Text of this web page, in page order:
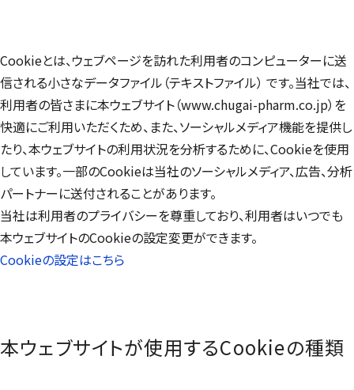
Cookieとは、ウェブページを訪れた利用者のコンピューターに送
信される小さなデータファイル（テキストファイル） です。当社では、
利用者の皆さまに本ウェブサイト（www.chugai-pharm.co.jp）を
快適にご利用いただくため、また、ソーシャルメディア機能を提供し
たり、本ウェブサイトの利用状況を分析するために、Cookieを使用
しています。一部のCookieは当社のソーシャルメディア、広告、分析
パートナーに送付されることがあります。
当社は利用者のプライバシーを尊重しており、利用者はいつでも
本ウェブサイトのCookieの設定変更ができます。
Cookieの設定はこちら
本ウェブサイトが使用するCookieの種類